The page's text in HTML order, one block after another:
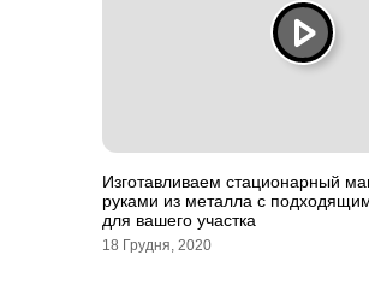
Изготавливаем стационарный
руками из металла с
для вашего участка
18 Грудня, 2020